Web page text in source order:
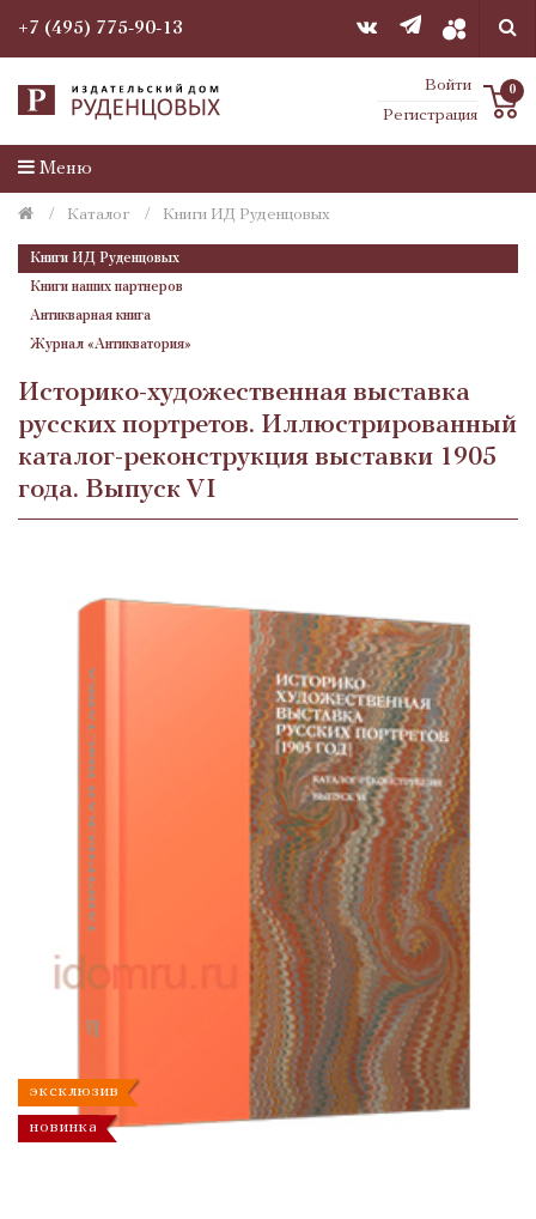
+7 (495) 775-90-13
Войти
Регистрация
0
Меню
Каталог Книги ИД Руденцовых
Книги ИД Руденцовых
Книги наших партнеров
Антикварная книга
Журнал «Антикватория»
Историко-художественная выставка
русских портретов. Иллюстрированный
каталог-реконструкция выставки 1905
года. Выпуск VI
эксклюзив
новинка